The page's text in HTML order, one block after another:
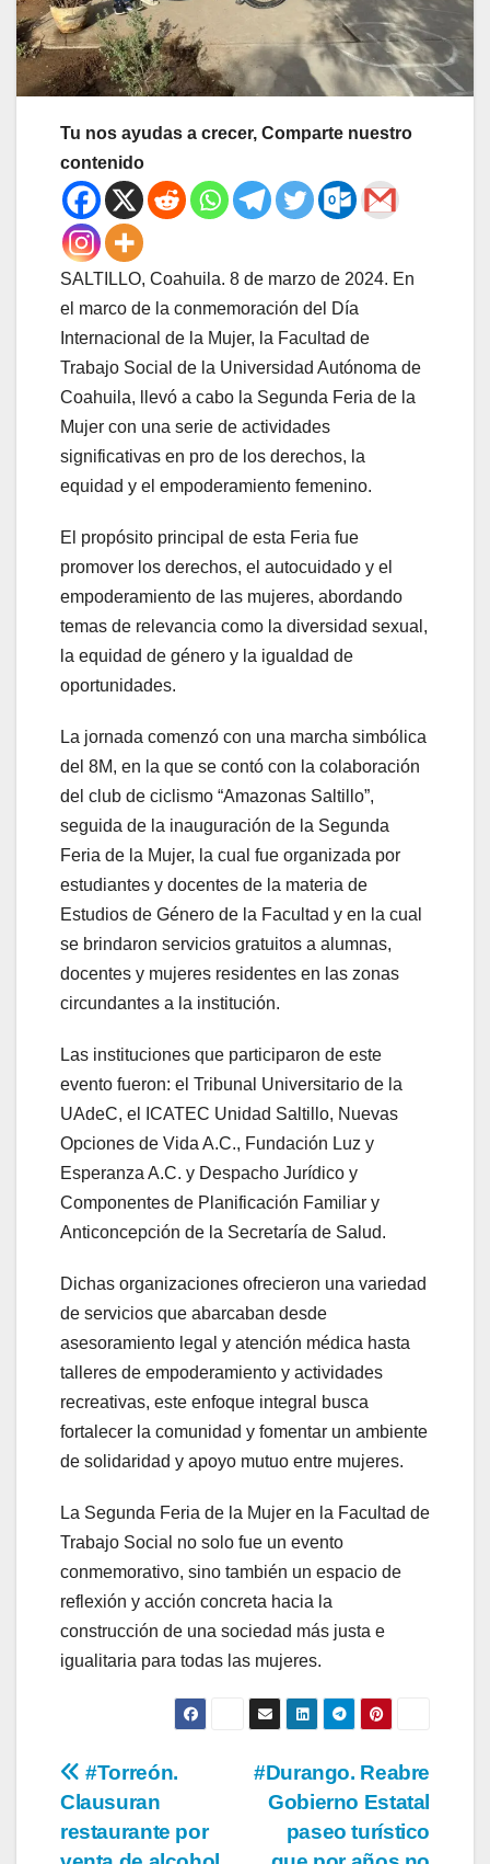
Tu nos ayudas a crecer, Comparte nuestro
contenido
SALTILLO, Coahuila. 8 de marzo de 2024. En
el marco de la conmemoración del Día
Internacional de la Mujer, la Facultad de
Trabajo Social de la Universidad Autónoma de
Coahuila, llevó a cabo la Segunda Feria de la
Mujer con una serie de actividades
significativas en pro de los derechos, la
equidad y el empoderamiento femenino.
El propósito principal de esta Feria fue
promover los derechos, el autocuidado y el
empoderamiento de las mujeres, abordando
temas de relevancia como la diversidad sexual,
la equidad de género y la igualdad de
oportunidades.
La jornada comenzó con una marcha simbólica
del 8M, en la que se contó con la colaboración
del club de ciclismo “Amazonas Saltillo”,
seguida de la inauguración de la Segunda
Feria de la Mujer, la cual fue organizada por
estudiantes y docentes de la materia de
Estudios de Género de la Facultad y en la cual
se brindaron servicios gratuitos a alumnas,
docentes y mujeres residentes en las zonas
circundantes a la institución.
Las instituciones que participaron de este
evento fueron: el Tribunal Universitario de la
UAdeC, el ICATEC Unidad Saltillo, Nuevas
Opciones de Vida A.C., Fundación Luz y
Esperanza A.C. y Despacho Jurídico y
Componentes de Planificación Familiar y
Anticoncepción de la Secretaría de Salud.
Dichas organizaciones ofrecieron una variedad
de servicios que abarcaban desde
asesoramiento legal y atención médica hasta
talleres de empoderamiento y actividades
recreativas, este enfoque integral busca
fortalecer la comunidad y fomentar un ambiente
de solidaridad y apoyo mutuo entre mujeres.
La Segunda Feria de la Mujer en la Facultad de
Trabajo Social no solo fue un evento
conmemorativo, sino también un espacio de
reflexión y acción concreta hacia la
construcción de una sociedad más justa e
igualitaria para todas las mujeres.
Navegación
de
#Durango. Reabre
Gobierno Estatal
paseo turístico
#Torreón.
Clausuran
restaurante por